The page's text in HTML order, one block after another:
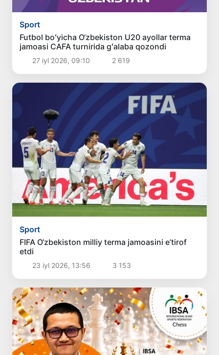
Sport
Futbol boʻyicha O‘zbekiston U20 ayollar terma
jamoasi CAFA turnirida gʻalaba qozondi
27 iyl 2026, 09:10 2 619
Sport
FIFA O‘zbekiston milliy terma jamoasini e’tirof
etdi
23 iyl 2026, 13:56 3 153